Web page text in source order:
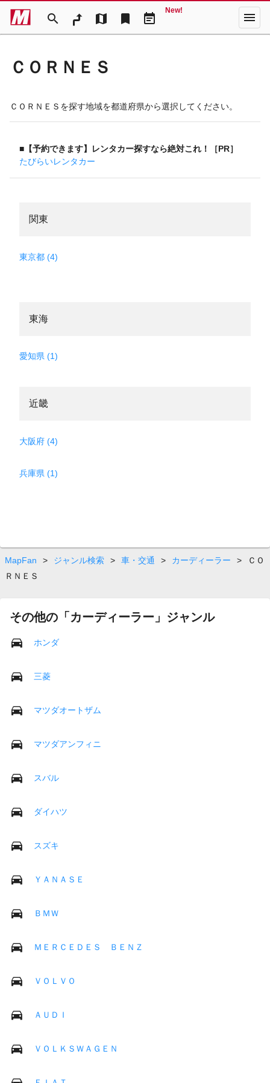
search map bookmark event_note
New! menu
ＣＯＲＮＥＳ
ＣＯＲＮＥＳを探す地域を都道府県から選択してください。
■【予約できます】レンタカー探すなら絶対これ！［PR］
たびらいレンタカー
関東
東京都 (4)
東海
愛知県 (1)
近畿
大阪府 (4)
兵庫県 (1)
MapFan > ジャンル検索 > 車・交通 > カーディーラー >
ＣＯ
ＲＮＥＳ
その他の「カーディーラー」ジャンル
ホンダ
三菱
マツダオートザム
マツダアンフィニ
スバル
ダイハツ
スズキ
ＹＡＮＡＳＥ
ＢＭＷ
ＭＥＲＣＥＤＥＳ ＢＥＮＺ
ＶＯＬＶＯ
ＡＵＤＩ
ＶＯＬＫＳＷＡＧＥＮ